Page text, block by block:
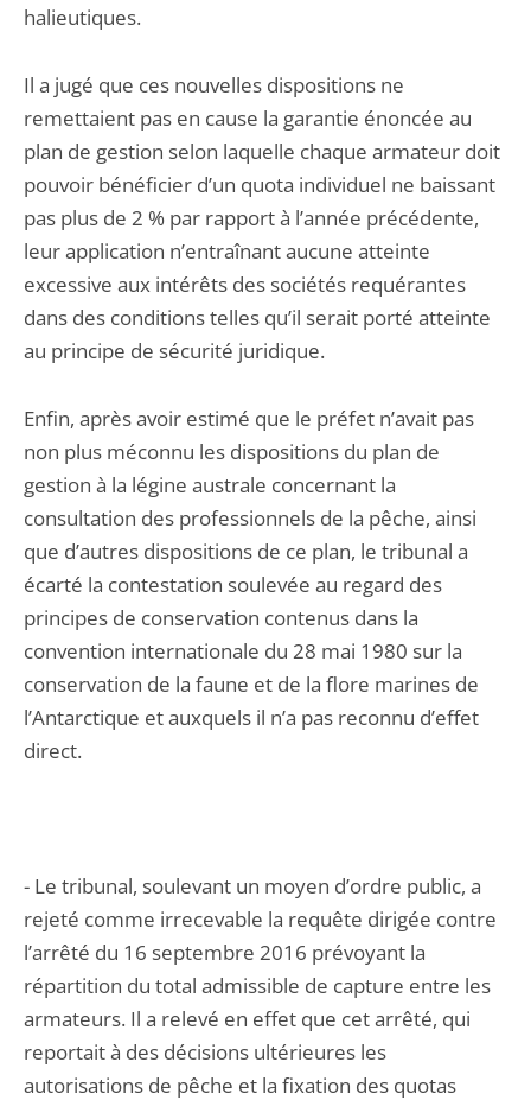
halieutiques.
Il a jugé que ces nouvelles dispositions ne
remettaient pas en cause la garantie énoncée au
plan de gestion selon laquelle chaque armateur doit
pouvoir bénéficier d’un quota individuel ne baissant
pas plus de 2 % par rapport à l’année précédente,
leur application n’entraînant aucune atteinte
excessive aux intérêts des sociétés requérantes
dans des conditions telles qu’il serait porté atteinte
au principe de sécurité juridique.
Enfin, après avoir estimé que le préfet n’avait pas
non plus méconnu les dispositions du plan de
gestion à la légine australe concernant la
consultation des professionnels de la pêche, ainsi
que d’autres dispositions de ce plan, le tribunal a
écarté la contestation soulevée au regard des
principes de conservation contenus dans la
convention internationale du 28 mai 1980 sur la
conservation de la faune et de la flore marines de
l’Antarctique et auxquels il n’a pas reconnu d’effet
direct.
- Le tribunal, soulevant un moyen d’ordre public, a
rejeté comme irrecevable la requête dirigée contre
l’arrêté du 16 septembre 2016 prévoyant la
répartition du total admissible de capture entre les
armateurs. Il a relevé en effet que cet arrêté, qui
reportait à des décisions ultérieures les
autorisations de pêche et la fixation des quotas